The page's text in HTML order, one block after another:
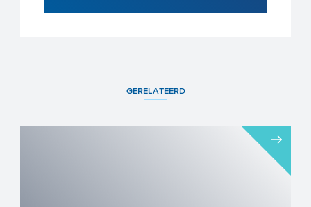
GERELATEERD